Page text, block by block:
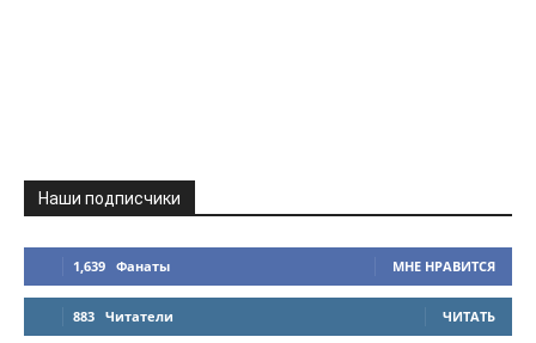
Наши подписчики
1,639 Фанаты МНЕ НРАВИТСЯ
883 Читатели ЧИТАТЬ